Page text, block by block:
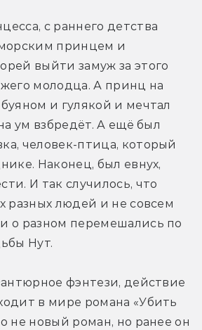
с раннего детства
принцем и
выйти замуж за этого
молодца. А принц на
и гулякой и мечтал
ум взбредёт. А ещё был
человек-птица, который
Наконец, был евнух,
И так случилось, что
разных людей и не совсем
о разном перемешались по
Нут.
фэнтези, действие
в мире романа «Убить
не новый роман, но ранее он